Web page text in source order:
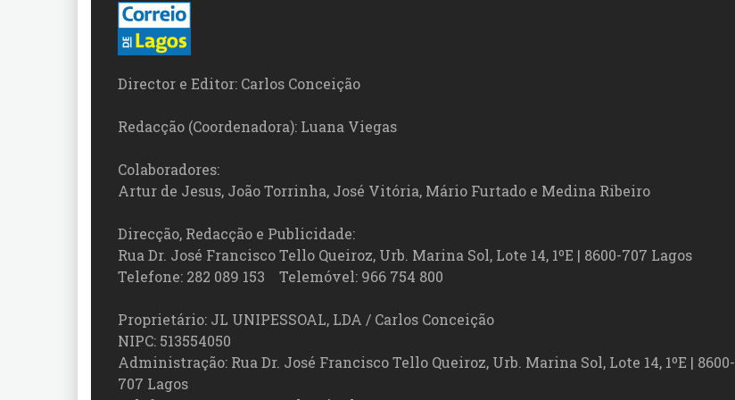
Director e Editor: Carlos Conceição
Redacção (Coordenadora): Luana Viegas
Colaboradores:
Artur de Jesus, João Torrinha, José Vitória, Mário Furtado e Medina Ribeiro
Direcção, Redacção e Publicidade:
Rua Dr. José Francisco Tello Queiroz, Urb. Marina Sol, Lote 14, 1ºE | 8600-707 Lagos
Telefone: 282 089 153 Telemóvel: 966 754 800
Proprietário: JL UNIPESSOAL, LDA / Carlos Conceição
NIPC: 513554050
Administração: Rua Dr. José Francisco Tello Queiroz, Urb. Marina Sol, Lote 14, 1ºE | 8600-
707 Lagos